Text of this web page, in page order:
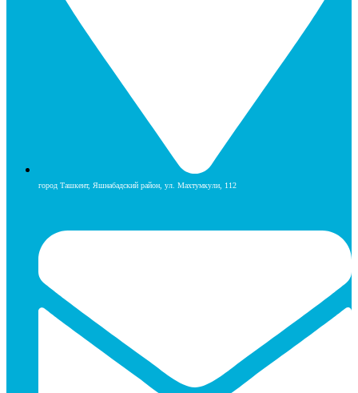
город Ташкент, Яшнабадский район, ул. Махтумкули, 112